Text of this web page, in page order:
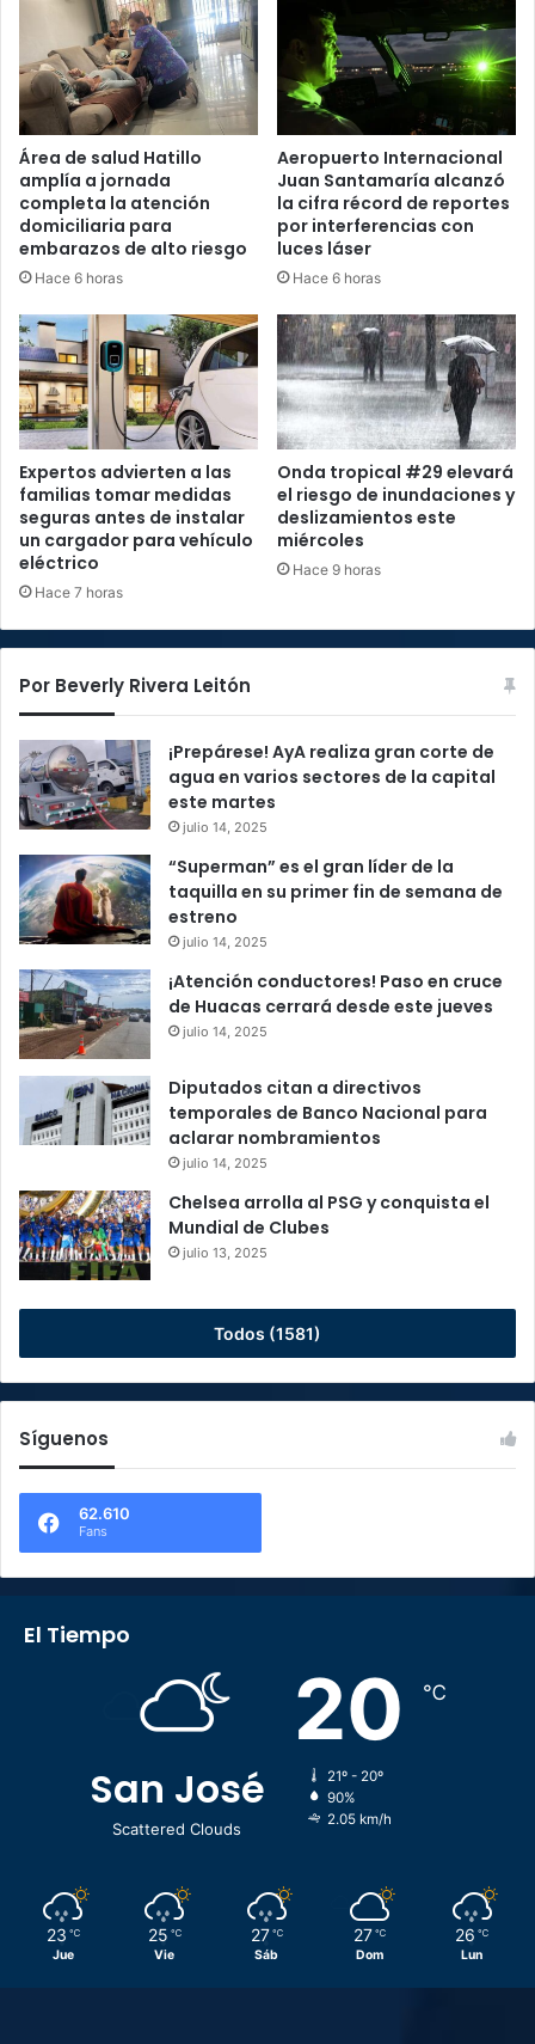
Área de salud Hatillo
amplía a jornada
completa la atención
domiciliaria para
embarazos de alto riesgo
Hace 6 horas
Aeropuerto Internacional
Juan Santamaría alcanzó
la cifra récord de reportes
por interferencias con
luces láser
Hace 6 horas
Expertos advierten a las
familias tomar medidas
seguras antes de instalar
un cargador para vehículo
eléctrico
Hace 7 horas
Onda tropical #29 elevará
el riesgo de inundaciones y
deslizamientos este
miércoles
Hace 9 horas
Por Beverly Rivera Leitón
¡Prepárese! AyA realiza gran corte de
agua en varios sectores de la capital
este martes
julio 14, 2025
“Superman” es el gran líder de la
taquilla en su primer fin de semana de
estreno
julio 14, 2025
¡Atención conductores! Paso en cruce
de Huacas cerrará desde este jueves
julio 14, 2025
Diputados citan a directivos
temporales de Banco Nacional para
aclarar nombramientos
julio 14, 2025
Chelsea arrolla al PSG y conquista el
Mundial de Clubes
julio 13, 2025
Todos (1581)
Síguenos
62.610
Fans
El Tiempo
San José
Scattered Clouds
20 ℃
21º - 20º
90%
2.05 km/h
23 ℃
Jue
25 ℃
Vie
27 ℃
Sáb
27 ℃
Dom
26 ℃
Lun